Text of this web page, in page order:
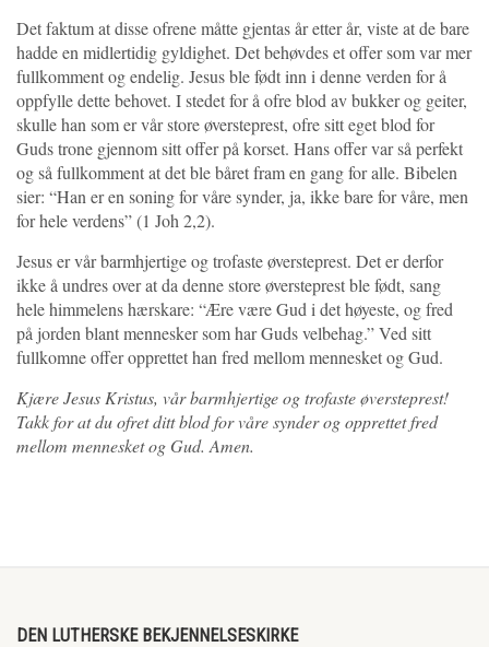
Det faktum at disse ofrene måtte gjentas år etter år, viste at de bare
hadde en midlertidig gyldighet. Det behøvdes et offer som var mer
fullkomment og endelig. Jesus ble født inn i denne verden for å
oppfylle dette behovet. I stedet for å ofre blod av bukker og geiter,
skulle han som er vår store øversteprest, ofre sitt eget blod for
Guds trone gjennom sitt offer på korset. Hans offer var så perfekt
og så fullkomment at det ble båret fram en gang for alle. Bibelen
sier: “Han er en soning for våre synder, ja, ikke bare for våre, men
for hele verdens” (1 Joh 2,2).
Jesus er vår barmhjertige og trofaste øversteprest. Det er derfor
ikke å undres over at da denne store øversteprest ble født, sang
hele himmelens hærskare: “Ære være Gud i det høyeste, og fred
på jorden blant mennesker som har Guds velbehag.” Ved sitt
fullkomne offer opprettet han fred mellom mennesket og Gud.
Kjære Jesus Kristus, vår barmhjertige og trofaste øversteprest!
Takk for at du ofret ditt blod for våre synder og opprettet fred
mellom mennesket og Gud. Amen.
DEN LUTHERSKE BEKJENNELSESKIRKE